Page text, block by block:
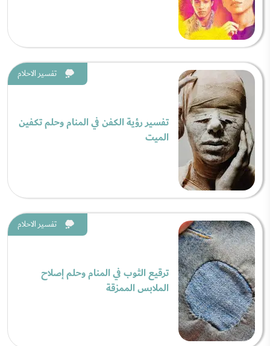
تفسير الاحلام
تفسير رؤية الكفن في المنام وحلم تكفين
الميت
تفسير الاحلام
ترقيع الثوب في المنام وحلم إصلاح
الملابس الممزقة